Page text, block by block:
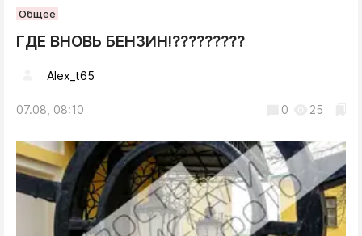
Общее
ГДЕ ВНОВЬ БЕНЗИН!?????????
Alex_t65
07.08, 08:10 0 25